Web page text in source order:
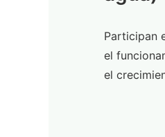
Participan
el
el